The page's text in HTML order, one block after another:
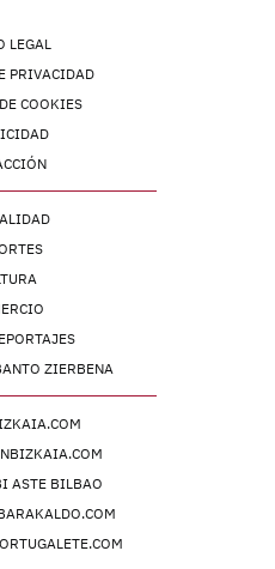
LEGAL
PRIVACIDAD
COOKIES
ZIERBENA
ASTE BILBAO